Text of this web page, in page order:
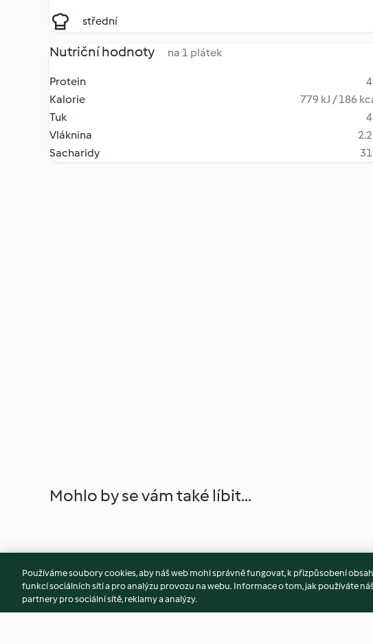
střední
Nutriční hodnoty na 1 plátek
Protein
Kalorie
779 kJ / 186
Tuk
Vláknina
Sacharidy
Mohlo by se vám také líbit...
Používáme soubory cookies, aby náš web mohl správně fungovat, k přizpůsobení
funkcí sociálních sítí a pro analýzu provozu na webu. Informace o tom, jak používáte
partnery pro sociální sítě, reklamy a analýzy.